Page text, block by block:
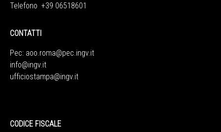
Telefono +39 06518601
CONTATTI
Pec: aoo.roma@pec.ingv.it
info@ingv.it
ufficiostampa@ingv.it
CODICE FISCALE